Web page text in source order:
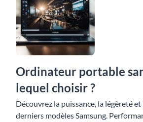
Ordinateur portable
lequel choisir ?
Découvrez la puissance, la légèreté et
derniers modèles Samsung.